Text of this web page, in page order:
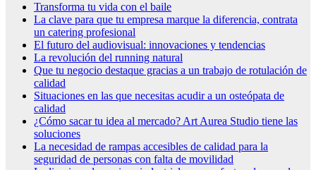
Transforma tu vida con el baile
La clave para que tu empresa marque la diferencia, contrata
un catering profesional
El futuro del audiovisual: innovaciones y tendencias
La revolución del running natural
Que tu negocio destaque gracias a un trabajo de rotulación de
calidad
Situaciones en las que necesitas acudir a un osteópata de
calidad
¿Cómo sacar tu idea al mercado? Art Aurea Studio tiene las
soluciones
La necesidad de rampas accesibles de calidad para la
seguridad de personas con falta de movilidad